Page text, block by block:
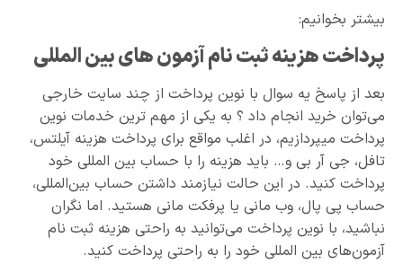
بیشتر بخوانیم:
پرداخت هزینه ثبت نام آزمون های بین المللی
بعد از پاسخ یه سوال با نوین پرداخت از چند سایت خارجی
می‌توان خرید انجام داد ؟ به یکی از مهم ترین خدمات نوین
پرداخت میپردازیم، در اغلب مواقع برای پرداخت هزینه آیلتس،
تافل، جی آر بی و… باید هزینه را با حساب بین المللی خود
پرداخت کنید. در این حالت نیازمند داشتن حساب بین‌المللی،
حساب پی پال، وب مانی یا پرفکت مانی هستید. اما نگران
نباشید، با نوین پرداخت می‌توانید به راحتی هزینه ثبت نام
آزمون‌های بین المللی خود را به راحتی پرداخت کنید.